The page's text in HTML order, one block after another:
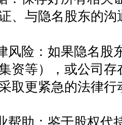
、与隐名股东的
风险：如果隐名股
资等），或公司
取更紧急的法律
帮助：鉴于股权代